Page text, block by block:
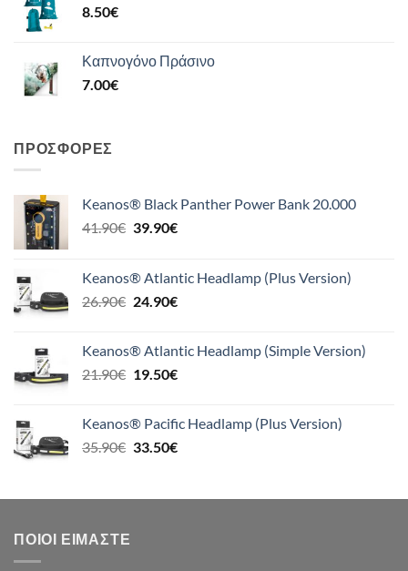
8.50€
Καπνογόνο Πράσινο
7.00€
ΠΡΟΣΦΟΡΈΣ
Keanos® Black Panther Power Bank 20.000
41.90€ Original
41.90€.
39.90€Η
είναι:
39.90€.
Keanos® Atlantic Headlamp (Plus Version)
26.90€ Original
26.90€.
24.90€Η
είναι:
24.90€.
Keanos® Atlantic Headlamp (Simple Version)
21.90€ Original
21.90€.
19.50€Η
είναι:
19.50€.
Keanos® Pacific Headlamp (Plus Version)
35.90€ Original
35.90€.
33.50€Η
είναι:
ΠΟΙΟΙ ΕΊΜΑΣΤΕ